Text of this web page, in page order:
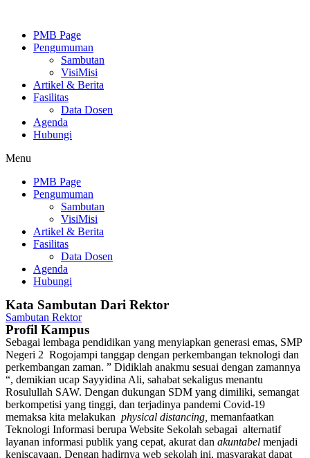
PMB Page
Pengumuman
Sambutan
VisiMisi
Artikel & Berita
Fasilitas
Data Dosen
Agenda
Hubungi
Menu
PMB Page
Pengumuman
Sambutan
VisiMisi
Artikel & Berita
Fasilitas
Data Dosen
Agenda
Hubungi
Kata Sambutan Dari Rektor
Sambutan Rektor
Profil Kampus
Sebagai lembaga pendidikan yang menyiapkan generasi emas, SMP
Negeri 2 Rogojampi tanggap dengan perkembangan teknologi dan
perkembangan zaman. ” Didiklah anakmu sesuai dengan zamannya
“, demikian ucap Sayyidina Ali, sahabat sekaligus menantu
Rosulullah SAW. Dengan dukungan SDM yang dimiliki, semangat
berkompetisi yang tinggi, dan terjadinya pandemi Covid-19
memaksa kita melakukan physical distancing, memanfaatkan
Teknologi Informasi berupa Website Sekolah sebagai alternatif
layanan informasi publik yang cepat, akurat dan akuntabel menjadi
keniscayaan. Dengan hadirnya web sekolah ini, masyarakat dapat